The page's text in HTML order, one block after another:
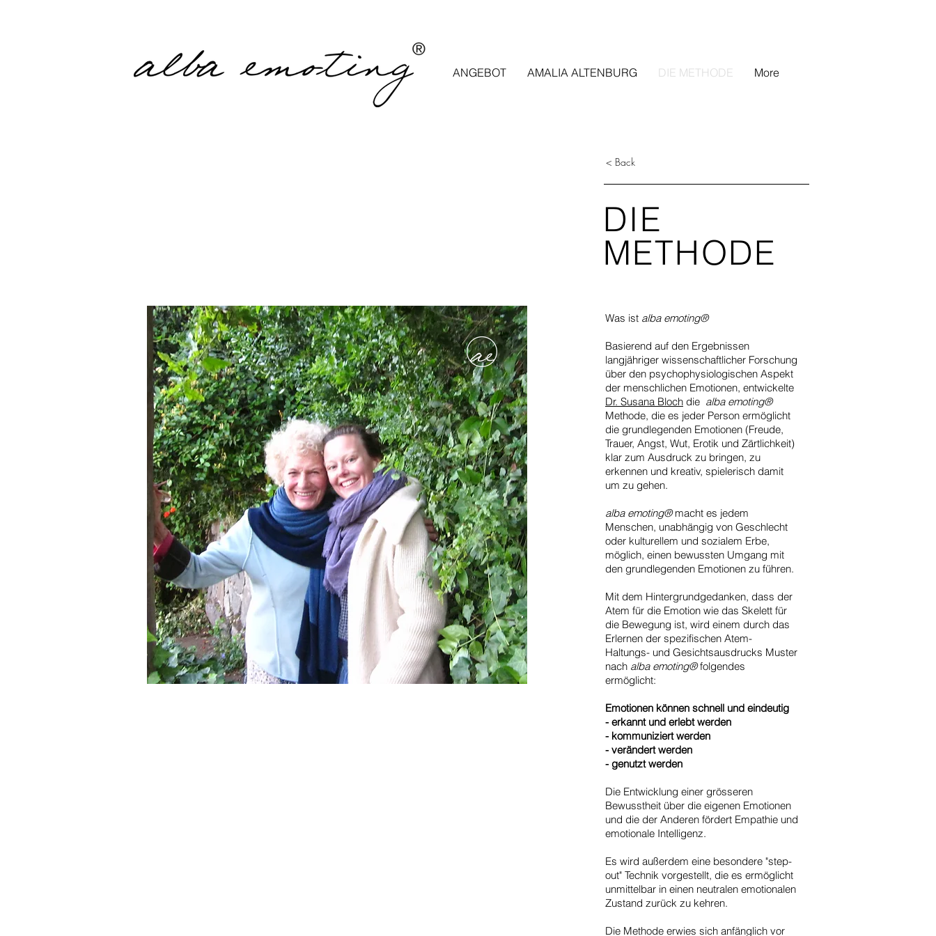
ANGEBOT AMALIA ALTENBURG DIE METHODE More
< Back
DIE
METHODE
Was ist alba emoting®
Basierend auf den Ergebnissen
langjähriger wissenschaftlicher Forschung
über den psychophysiologischen Aspekt
der menschlichen Emotionen, entwickelte
Dr. Susana Bloch die alba emoting®
Methode, die es jeder Person ermöglicht
die grundlegenden Emotionen (Freude,
Trauer, Angst, Wut, Erotik und Zärtlichkeit)
klar zum Ausdruck zu bringen, zu
erkennen und kreativ, spielerisch damit
um zu gehen.
alba emoting®macht es jedem
Menschen, unabhängig von Geschlecht
oder kulturellem und sozialem Erbe,
möglich, einen bewussten Umgang mit
den grundlegenden Emotionen zu führen.
Mit dem Hintergrundgedanken, dass der
Atem für die Emotion wie das Skelett für
die Bewegung ist, wird einem durch das
Erlernen der spezifischen Atem-
Haltungs- und Gesichtsausdrucks Muster
nach alba emoting®folgendes
ermöglicht:
Emotionen können schnell und eindeutig
- erkannt und erlebt werden
- kommuniziert werden
- verändert werden
- genutzt werden
Die Entwicklung einer grösseren
Bewusstheit über die eigenen Emotionen
und die der Anderen fördert Empathie und
emotionale Intelligenz.
Es wird außerdem eine besondere "step-
out" Technik vorgestellt, die es ermöglicht
unmittelbar in einen neutralen emotionalen
Zustand zurück zu kehren.
Die Methode erwies sich anfänglich vor